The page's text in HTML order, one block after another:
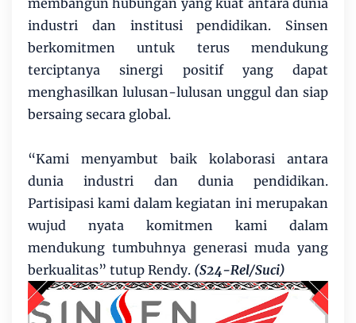
industri dan institusi pendidikan. Sinsen
berkomitmen untuk terus mendukung
terciptanya sinergi positif yang dapat
menghasilkan lulusan-lulusan unggul dan siap
bersaing secara global.
“Kami menyambut baik kolaborasi antara
dunia industri dan dunia pendidikan.
Partisipasi kami dalam kegiatan ini merupakan
wujud nyata komitmen kami dalam
mendukung tumbuhnya generasi muda yang
berkualitas” tutup Rendy. (S24-Rel/Suci)